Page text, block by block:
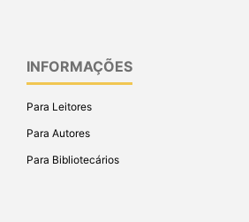
INFORMAÇÕES
Para Leitores
Para Autores
Para Bibliotecários